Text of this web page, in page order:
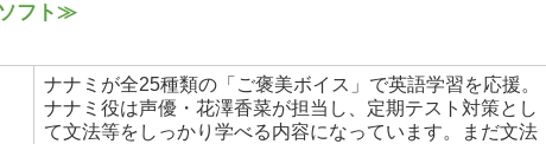
フト≫
ナナミが全25種類の「ご褒美ボイス」で英語学習を応援。
ナナミ役は声優・花澤香菜が担当し、定期テスト対策とし
て文法等をしっかり学べる内容になっています。まだ文法